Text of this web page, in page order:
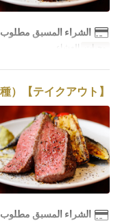
الشراء المسبق مطلوب
وجبات العشاء
【テイクアウト】特選A5和牛の炭火焼（200ｇ1種）
الشراء المسبق مطلوب